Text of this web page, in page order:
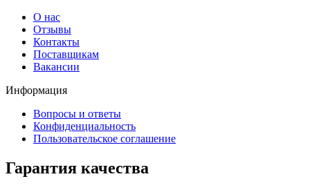
О нас
Отзывы
Контакты
Поставщикам
Вакансии
Информация
Вопросы и ответы
Конфиденциальность
Пользовательское соглашение
Гарантия качества